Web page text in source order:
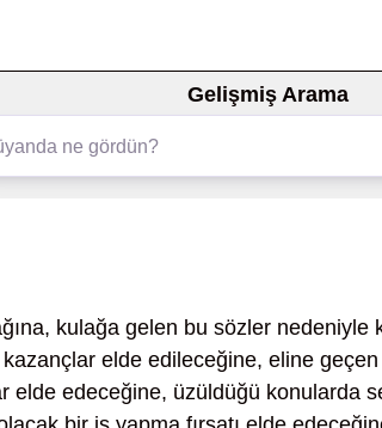
Gelişmiş Arama
kulağa gelen bu sözler nedeniyle
elde edileceğine, eline geçen
elde edeceğine, üzüldüğü konularda